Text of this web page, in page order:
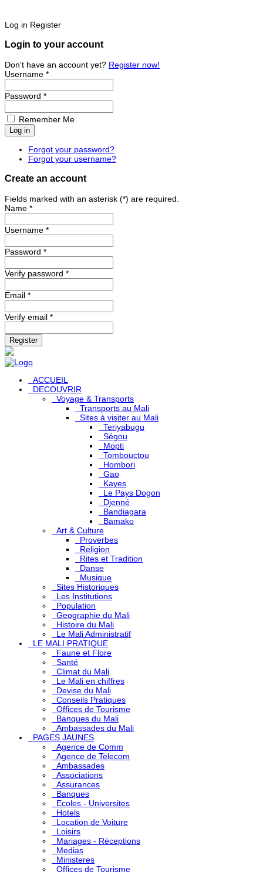
Log in Register
Login to your account
Don't have an account yet? Register now!
Username *
Password *
Remember Me
Forgot your password?
Forgot your username?
Create an account
Fields marked with an asterisk (*) are required.
Name *
Username *
Password *
Verify password *
Email *
Verify email *
Register
ACCUEIL
DECOUVRIR
Voyage & Transports
Transports au Mali
Sites à visiter au Mali
Teriyabugu
Ségou
Mopti
Tombouctou
Hombori
Gao
Kayes
Le Pays Dogon
Djenné
Bandiagara
Bamako
Art & Culture
Proverbes
Religion
Rites et Tradition
Danse
Musique
Sites Historiques
Les Institutions
Population
Geographie du Mali
Histoire du Mali
Le Mali Administratif
LE MALI PRATIQUE
Faune et Flore
Santé
Climat du Mali
Le Mali en chiffres
Devise du Mali
Conseils Pratiques
Offices de Tourisme
Banques du Mali
Ambassades du Mali
PAGES JAUNES
Agence de Comm
Agence de Telecom
Ambassades
Associations
Assurances
Banques
Ecoles - Universites
Hotels
Location de Voiture
Loisirs
Mariages - Réceptions
Medias
Ministeres
Offices de Tourisme